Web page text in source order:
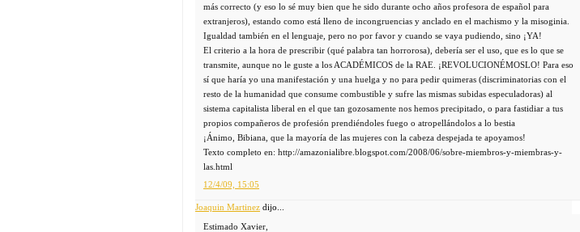
más correcto (y eso lo sé muy bien que he sido durante ocho años profesora de español para
extranjeros), estando como está lleno de incongruencias y anclado en el machismo y la misoginia.
Igualdad también en el lenguaje, pero no por favor y cuando se vaya pudiendo, sino ¡YA!
El criterio a la hora de prescribir (qué palabra tan horrorosa), debería ser el uso, que es lo que se
transmite, aunque no le guste a los ACADÉMICOS de la RAE. ¡REVOLUCIONÉMOSLO! Para eso
sí que haría yo una manifestación y una huelga y no para pedir quimeras (discriminatorias con el
resto de la humanidad que consume combustible y sufre las mismas subidas especuladoras) al
sistema capitalista liberal en el que tan gozosamente nos hemos precipitado, o para fastidiar a tus
propios compañeros de profesión prendiéndoles fuego o atropellándolos a lo bestia
¡Ánimo, Bibiana, que la mayoría de las mujeres con la cabeza despejada te apoyamos!
Texto completo en: http://amazonialibre.blogspot.com/2008/06/sobre-miembros-y-miembras-y-
las.html
12/4/09, 15:05
Joaquin Martinez dijo...
Estimado Xavier,